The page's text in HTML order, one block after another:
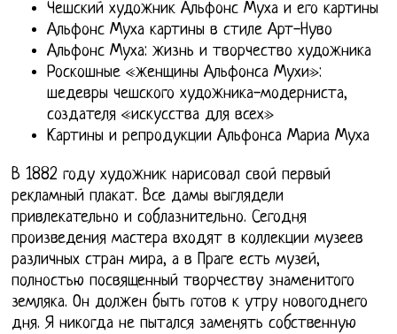
Чешский художник Альфонс Муха и его картины
Альфонс Муха картины в стиле Арт-Нуво
Альфонс Муха: жизнь и творчество художника
Роскошные «женщины Альфонса Мухи»:
шедевры чешского художника-модерниста,
создателя «искусства для всех»
Картины и репродукции Альфонса Мариа Муха
В 1882 году художник нарисовал свой первый
рекламный плакат. Все дамы выглядели
привлекательно и соблазнительно. Сегодня
произведения мастера входят в коллекции музеев
различных стран мира, а в Праге есть музей,
полностью посвященный творчеству знаменитого
земляка. Он должен быть готов к утру новогоднего
дня. Я никогда не пытался заменять собственную